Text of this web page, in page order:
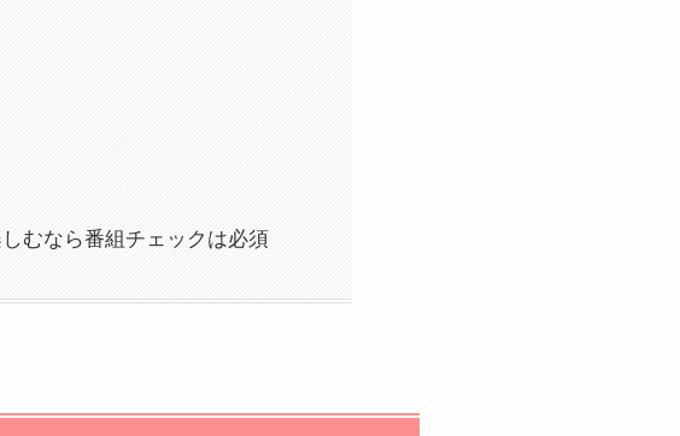
むなら番組チェックは必須